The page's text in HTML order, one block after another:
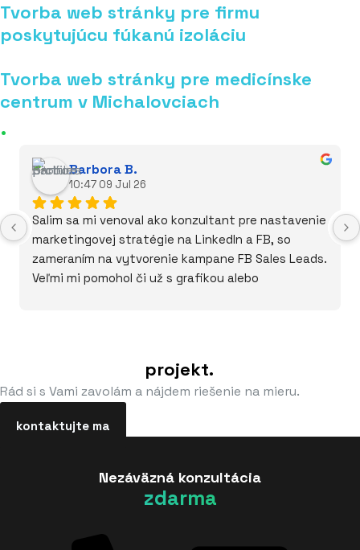
Tvorba web stránky pre firmu
poskytujúcu fúkanú izoláciu
Tvorba web stránky pre medicínske
centrum v Michalovciach
.
Barbora B.
10:47 09 Jul 26
Salim sa mi venoval ako konzultant pre nastavenie
marketingovej stratégie na LinkedIn a FB, so
zameraním na vytvorenie kampane FB Sales Leads.
Veľmi mi pomohol či už s grafikou alebo
projekt.
Rád si s Vami zavolám a nájdem riešenie na mieru.
kontaktujte ma
Nezáväzná konzultácia
zdarma